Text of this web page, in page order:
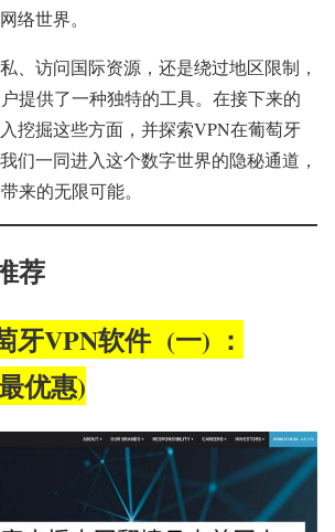
络世界。
、访问国际资源，还是绕过地区限制，
提供了一种独特的工具。在接下来的
挖掘这些方面，并探索VPN在葡萄牙
们一同进入这个数字世界的隐秘通道，
来的无限可能。
荐
牙VPN软件 (一) ：
优惠)